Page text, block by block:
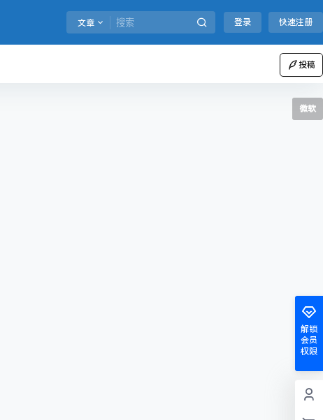
文章 登录 快速注册
投稿
微软
解锁
会员
权限